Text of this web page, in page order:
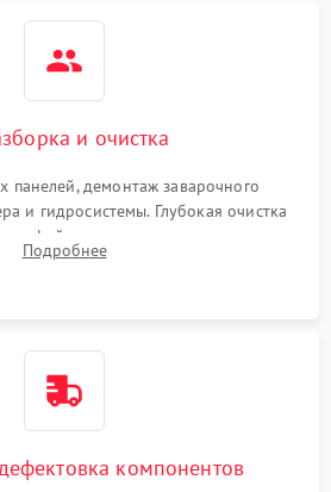
и очистка
панелей, демонтаж заварочного
и гидросистемы. Глубокая очистка
кофейных масел, жмыха и накипи.
и фильтров с использованием
Подробнее
компонентов